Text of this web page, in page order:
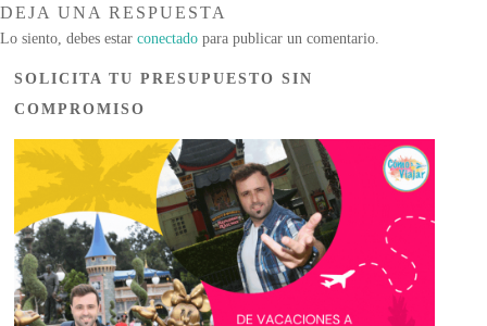
DEJA UNA RESPUESTA
Lo siento, debes estar conectado para publicar un comentario.
SOLICITA TU PRESUPUESTO SIN
COMPROMISO